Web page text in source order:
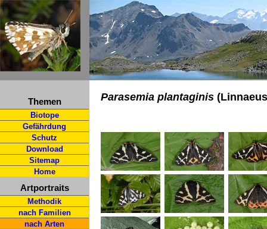
Themen
Biotope
Gefährdung
Schutz
Download
Sitemap
Home
Artportraits
Methodik
nach Familien
nach Arten
Parasemia plantaginis